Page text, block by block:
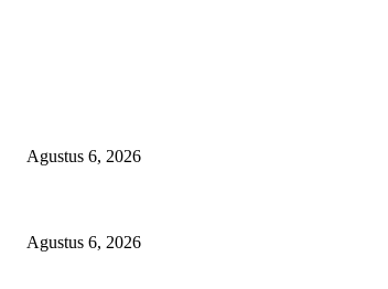
Agustus 6, 2026
Agustus 6, 2026